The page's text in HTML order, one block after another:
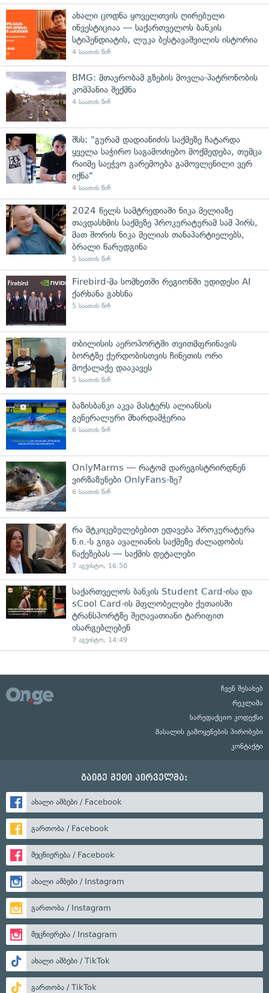
ახალი ცოდნა ყოველთვის ღირებული
ინვესტიციაა — საქართველოს ბანკის
სტიპენდიატის, ლუკა ბესტავაშვილის ისტორია
4 საათის წინ
BMG: მთავრობამ გზების მოვლა-პატრონობის
კომპანია შექმნა
4 საათის წინ
შსს: "გურამ დადიანიძის საქმეზე ჩატარდა
ყველა საჭირო საგამოძიებო მოქმედება, თუმცა
რაიმე საეჭვო გარემოება გამოვლენილი ვერ
იქნა"
4 საათის წინ
2024 წელს სამტრედიაში ნიკა მელიაზე
თავდასხმის საქმეზე პროკურატურამ სამ პირს,
მათ შორის ნიკა მელიას თანაპარტიელებს,
ბრალი წარუდგინა
5 საათის წინ
Firebird-მა სომხეთში რეგიონში უდიდესი AI
ქარხანა გახსნა
5 საათის წინ
თბილისის აეროპორტში თვითმფრინავის
ბორტზე ქურდობისთვის ჩინეთის ორი
მოქალაქე დააკავეს
5 საათის წინ
ბაზისბანკი აკვა მასტერს ალიანსის
გენერალური მხარდამჭერია
6 საათის წინ
OnlyMarms — რატომ დარეგისტრირდნენ
ვირზაზუნები OnlyFans-ზე?
6 საათის წინ
რა მტკიცებულებებით ედავება პროკურატურა
ნ.ი.-ს გიგა ავალიანის საქმეზე ძალადობის
წაქეზებას — საქმის დეტალები
7 აგვისტო, 16:50
საქართველოს ბანკის Student Card-ისა და
sCool Card-ის მფლობელები ქუთაისში
ტრანსპორტზე შეღავათიანი ტარიფით
ისარგებლებენ
7 აგვისტო, 14:49
ჩვენ შესახებ
რეკლამა
სარედაქციო კოდექსი
მასალის გამოყენების პირობები
კონტაქტი
გაიგე მეტი პირველმა:
ახალი ამბები / Facebook
გართობა / Facebook
მეცნიერება / Facebook
ახალი ამბები / Instagram
გართობა / Instagram
მეცნიერება / Instagram
ახალი ამბები / TikTok
გართობა / TikTok